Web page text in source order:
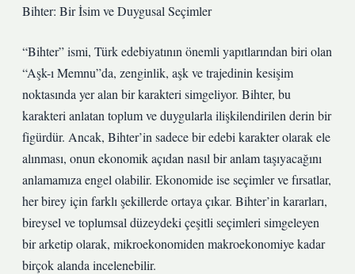
Bihter: Bir İsim ve Duygusal Seçimler
“Bihter” ismi, Türk edebiyatının önemli yapıtlarından biri olan
“Aşk-ı Memnu”da, zenginlik, aşk ve trajedinin kesişim
noktasında yer alan bir karakteri simgeliyor. Bihter, bu
karakteri anlatan toplum ve duygularla ilişkilendirilen derin bir
figürdür. Ancak, Bihter’in sadece bir edebi karakter olarak ele
alınması, onun ekonomik açıdan nasıl bir anlam taşıyacağını
anlamamıza engel olabilir. Ekonomide ise seçimler ve fırsatlar,
her birey için farklı şekillerde ortaya çıkar. Bihter’in kararları,
bireysel ve toplumsal düzeydeki çeşitli seçimleri simgeleyen
bir arketip olarak, mikroekonomiden makroekonomiye kadar
birçok alanda incelenebilir.